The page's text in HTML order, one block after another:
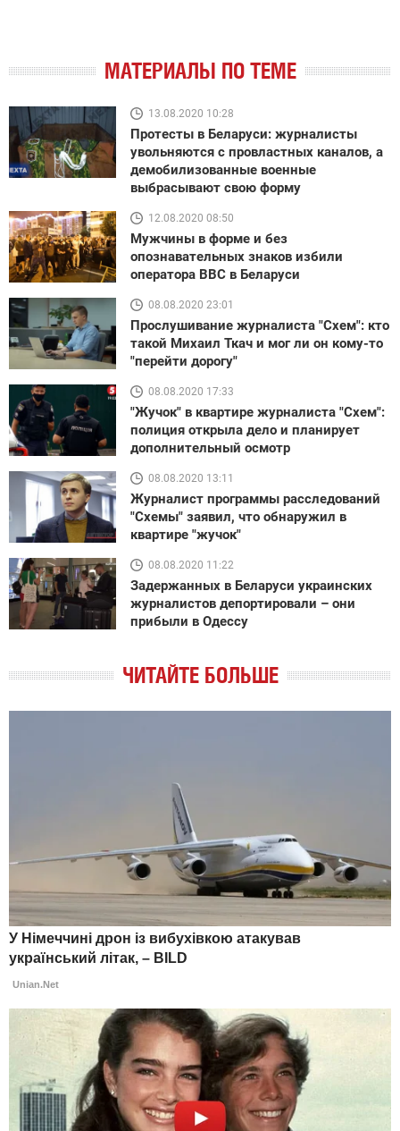
МАТЕРИАЛЫ ПО ТЕМЕ
13.08.2020 10:28
Протесты в Беларуси: журналисты
увольняются с провластных каналов, а
демобилизованные военные
выбрасывают свою форму
12.08.2020 08:50
Мужчины в форме и без
опознавательных знаков избили
оператора BBC в Беларуси
08.08.2020 23:01
Прослушивание журналиста "Схем": кто
такой Михаил Ткач и мог ли он кому-то
"перейти дорогу"
08.08.2020 17:33
"Жучок" в квартире журналиста "Схем":
полиция открыла дело и планирует
дополнительный осмотр
08.08.2020 13:11
Журналист программы расследований
"Схемы" заявил, что обнаружил в
квартире "жучок"
08.08.2020 11:22
Задержанных в Беларуси украинских
журналистов депортировали – они
прибыли в Одессу
ЧИТАЙТЕ БОЛЬШЕ